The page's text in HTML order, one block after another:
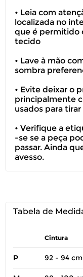
• Leia com
localizada no
que é permitido
tecido
• Lave à mão
sombra
• Evite deixar o
principalmente
usados para
• Verifique a
-se se a peça
passar. Ainda
avesso.
Tabela de
Cintura
P 92 - 94 cm